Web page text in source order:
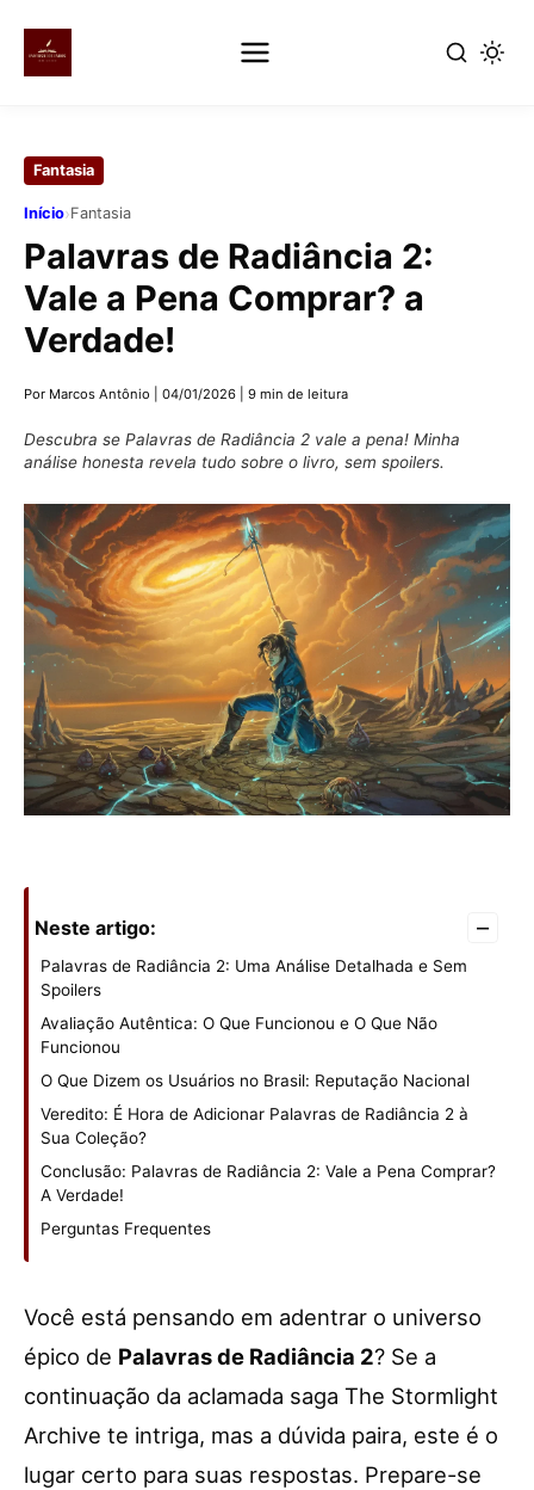
conteúdo
principal
Fantasia
Início›Fantasia
Palavras de Radiância 2:
Vale a Pena Comprar? a
Verdade!
Por Marcos Antônio 04/01/2026 9 min de leitura
Descubra se Palavras de Radiância 2 vale a pena! Minha
análise honesta revela tudo sobre o livro, sem spoilers.
Neste artigo: –
Palavras de Radiância 2: Uma Análise Detalhada e Sem
Spoilers
Avaliação Autêntica: O Que Funcionou e O Que Não
Funcionou
O Que Dizem os Usuários no Brasil: Reputação Nacional
Veredito: É Hora de Adicionar Palavras de Radiância 2 à
Sua Coleção?
Conclusão: Palavras de Radiância 2: Vale a Pena Comprar?
A Verdade!
Perguntas Frequentes
Você está pensando em adentrar o universo
épico de Palavras de Radiância 2? Se a
continuação da aclamada saga The Stormlight
Archive te intriga, mas a dúvida paira, este é o
lugar certo para suas respostas. Prepare-se